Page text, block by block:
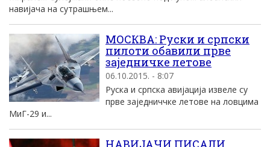
навијача на сутрашњем...
МОСКВА: Руски и српски
пилоти обавили прве
заједничке летове
06.10.2015. - 8:07
Руска и српска авијација извеле су
прве заједниччке летове на ловцима
МиГ-29 и...
НАВИЈАЧИ ПИСАЛИ